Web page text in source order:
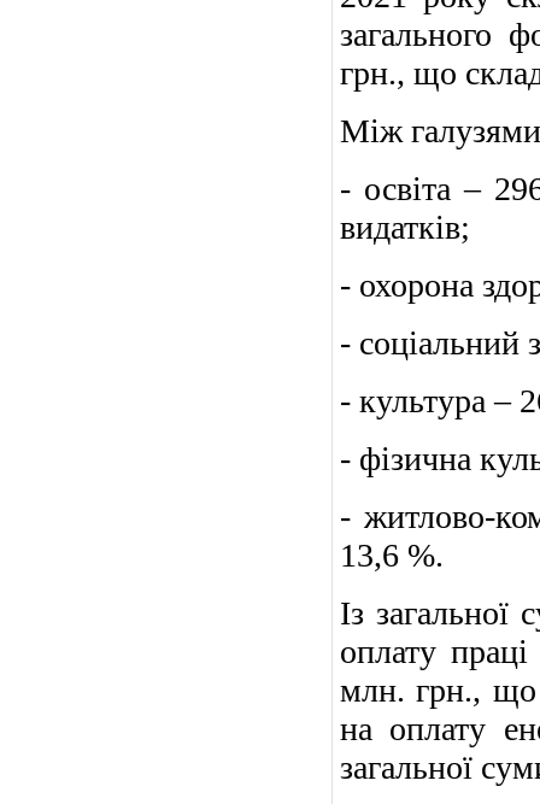
загального
грн., що
Між
- освіта –
видатків;
- охорона
- соціальний
- культура –
- фізична
- житлово-
13,6 %.
Із
оплату
млн. грн., що
на оплату
загальної